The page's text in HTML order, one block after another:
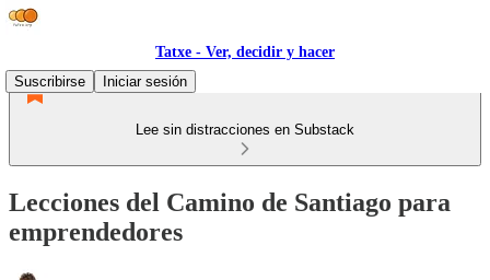
Tatxe - Ver, decidir y hacer
Suscribirse
Iniciar sesión
Lee sin distracciones en Substack
Lecciones del Camino de Santiago para
emprendedores